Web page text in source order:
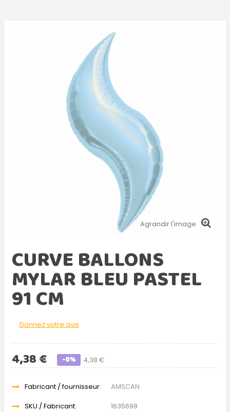
Agrandir l'image
CURVE BALLONS
MYLAR BLEU PASTEL
91 CM
Donnez votre avis
4,38 €
4,38 € -0%
Fabricant / fournisseur:
AMSCAN
SKU / Fabricant:
1635699